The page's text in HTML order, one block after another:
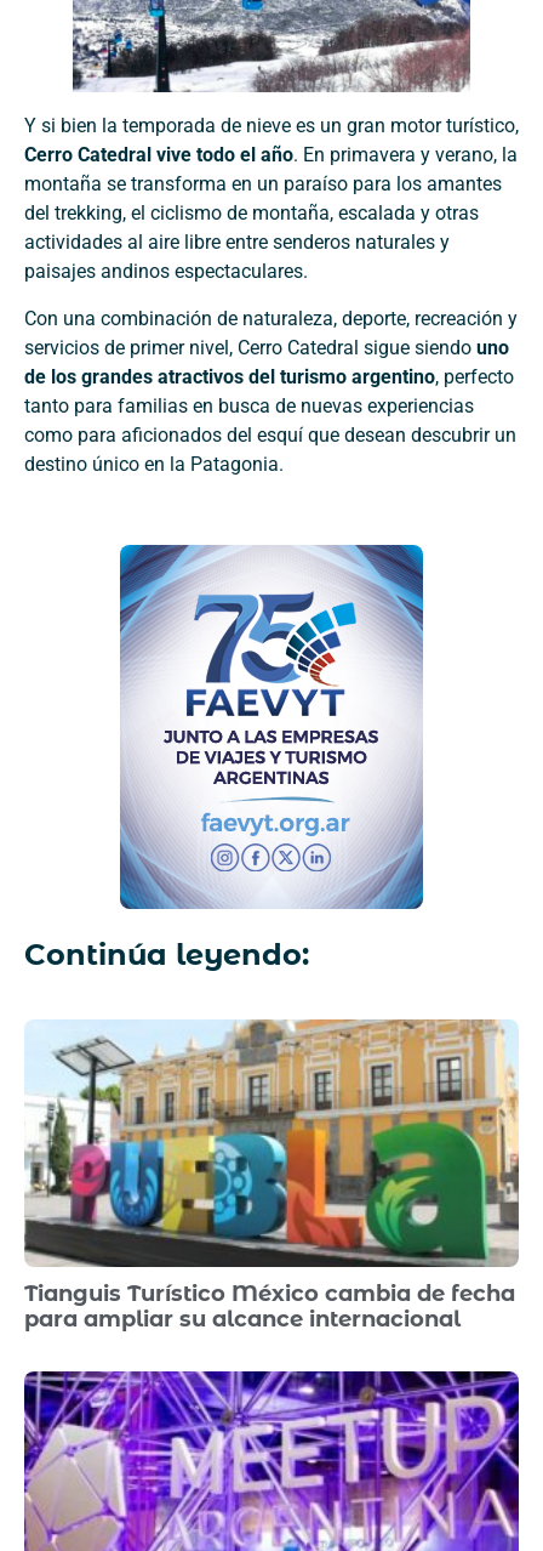
Y si bien la temporada de nieve es un gran motor turístico,
Cerro Catedral vive todo el año. En primavera y verano, la
montaña se transforma en un paraíso para los amantes
del trekking, el ciclismo de montaña, escalada y otras
actividades al aire libre entre senderos naturales y
paisajes andinos espectaculares.
Con una combinación de naturaleza, deporte, recreación y
servicios de primer nivel, Cerro Catedral sigue siendo uno
de los grandes atractivos del turismo argentino, perfecto
tanto para familias en busca de nuevas experiencias
como para aficionados del esquí que desean descubrir un
destino único en la Patagonia.
Continúa leyendo:
Tianguis Turístico México cambia de fecha
para ampliar su alcance internacional